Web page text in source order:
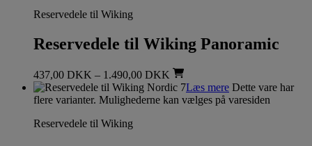
Reservedele til Wiking
Reservedele til Wiking Panoramic
437,00 DKK – 1.490,00 DKK
Læs mere Dette vare har
flere varianter. Mulighederne kan vælges på varesiden
Reservedele til Wiking